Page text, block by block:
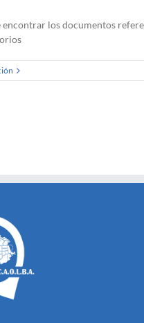
los documentos